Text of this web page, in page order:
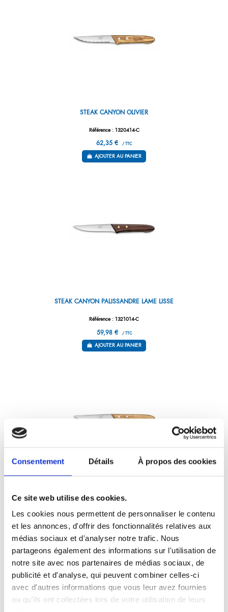
Consentement Détails À propos des cookies
Ce site web utilise des cookies.
Les cookies nous permettent de personnaliser le contenu
et les annonces, d'offrir des fonctionnalités relatives aux
médias sociaux et d'analyser notre trafic. Nous
partageons également des informations sur l'utilisation de
notre site avec nos partenaires de médias sociaux, de
publicité et d'analyse, qui peuvent combiner celles-ci
avec d'autres informations que vous leur avez fournies
ou qu'ils ont collectées lors de votre utilisation de leurs
STEAK CANYON OLIVIER
Référence : 1320414-C
62,35 € / TTC
AJOUTER AU PANIER
STEAK CANYON PALISSANDRE LAME LISSE
Référence : 1321014-C
59,98 € / TTC
AJOUTER AU PANIER
62,35 € / TTC
AJOUTER AU PANIER